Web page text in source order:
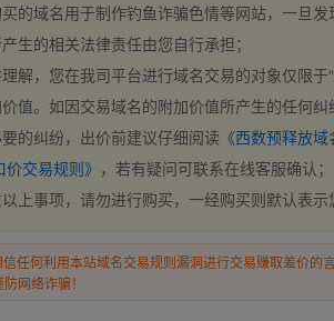
的域名用于制作钓鱼诈骗色情等网站，一旦
生的相关法律责任由您自行承担；
解，您在我司平台进行域名交易的对象仅限于
值。如因交易域名的附加价值所产生的任何
的纠纷，出价前建议仔细阅读 《西数预释放
价交易规则》 ，若有疑问可联系在线客服确认；
上事项，请勿进行购买，一经购买则默认表
任何利用本站域名交易规则漏洞进行交易赚取差价的
网络诈骗！